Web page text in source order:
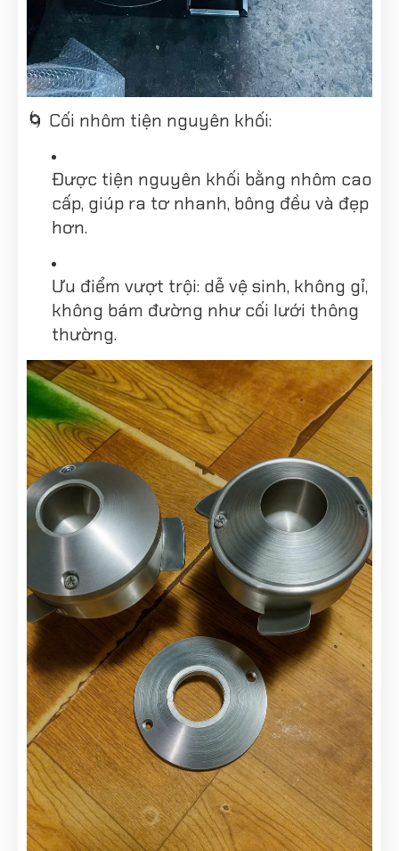
🌀 Cối nhôm tiện nguyên khối:
Được tiện nguyên khối bằng nhôm cao
cấp, giúp ra tơ nhanh, bông đều và đẹp
hơn.
Ưu điểm vượt trội: dễ vệ sinh, không gỉ,
không bám đường như cối lưới thông
thường.